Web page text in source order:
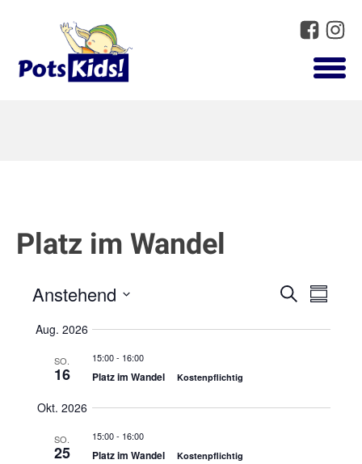
Platz im Wandel
Suche
Suche
Anstehend
date.
Aug. 2026
SO.
16
15:00- 16:00
Platz im Wandel Kostenpflichtig
Okt. 2026
SO.
25
15:00- 16:00
Platz im Wandel Kostenpflichtig